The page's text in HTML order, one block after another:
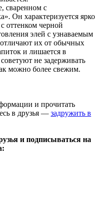
сваренном с
Он характеризуется ярко
оттенком черной
элей с узнаваемым
их от обычных
и лишается в
не задерживать
можно более свежим.
и прочитать
в друзья — задружить в
и подписываться на